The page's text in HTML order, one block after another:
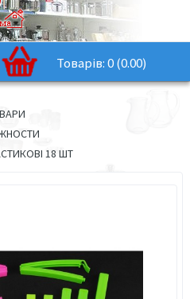
Товарів: 0 (0.00)
18 ШТ